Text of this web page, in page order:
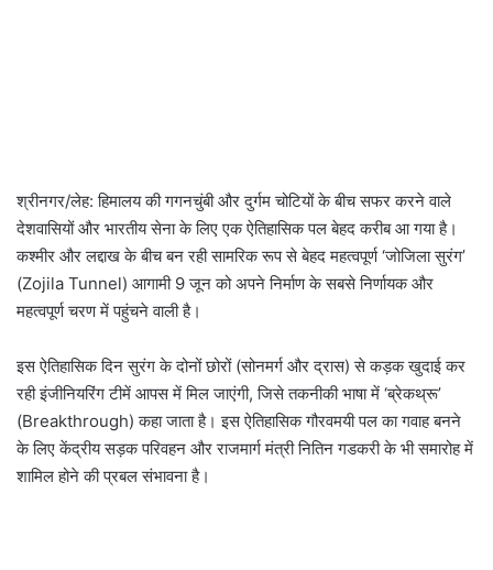
श्रीनगर/लेह: हिमालय की गगनचुंबी और दुर्गम चोटियों के बीच सफर करने वाले
देशवासियों और भारतीय सेना के लिए एक ऐतिहासिक पल बेहद करीब आ गया है।
कश्मीर और लद्दाख के बीच बन रही सामरिक रूप से बेहद महत्वपूर्ण ‘जोजिला सुरंग’
(Zojila Tunnel) आगामी 9 जून को अपने निर्माण के सबसे निर्णायक और
महत्वपूर्ण चरण में पहुंचने वाली है।
इस ऐतिहासिक दिन सुरंग के दोनों छोरों (सोनमर्ग और द्रास) से कड़क खुदाई कर
रही इंजीनियरिंग टीमें आपस में मिल जाएंगी, जिसे तकनीकी भाषा में ‘ब्रेकथ्रू’
(Breakthrough) कहा जाता है। इस ऐतिहासिक गौरवमयी पल का गवाह बनने
के लिए केंद्रीय सड़क परिवहन और राजमार्ग मंत्री नितिन गडकरी के भी समारोह में
शामिल होने की प्रबल संभावना है।